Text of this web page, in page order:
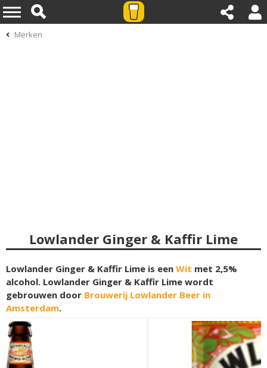
Merken
Lowlander Ginger & Kaffir Lime
Lowlander Ginger & Kaffir Lime is een Wit met 2,5%
alcohol. Lowlander Ginger & Kaffir Lime wordt
gebrouwen door Brouwerij Lowlander Beer in
Amsterdam.